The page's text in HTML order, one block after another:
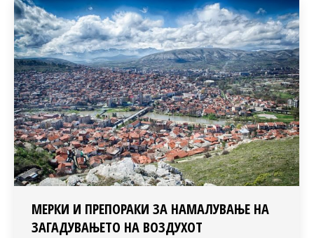
МЕРКИ И ПРЕПОРАКИ ЗА НАМАЛУВАЊЕ НА
ЗАГАДУВАЊЕТО НА ВОЗДУХОТ